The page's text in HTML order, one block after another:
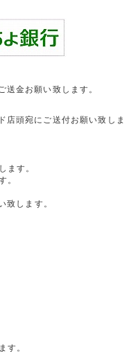
送金お願い致します。
店頭宛にご送付お願い致しま
ます。
。
致します。
す。